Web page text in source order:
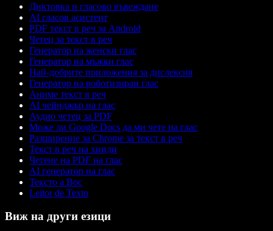
Диктовка и гласово въвеждане
AI гласов асистент
PDF текст в реч за Android
Четец за текст в реч
Генератор на женски глас
Генератор на мъжки глас
Най-добрите приложения за дислексия
Генератор на роботизиран глас
Аниме текст в реч
AI чейнджър на глас
Аудио четец за PDF
Може ли Google Docs да ми чете на глас
Разширение за Chrome за текст в реч
Текст в реч на хинди
Четене на PDF на глас
AI генератор на глас
Тексто а Вос
Leitor de Texto
Виж на други езици